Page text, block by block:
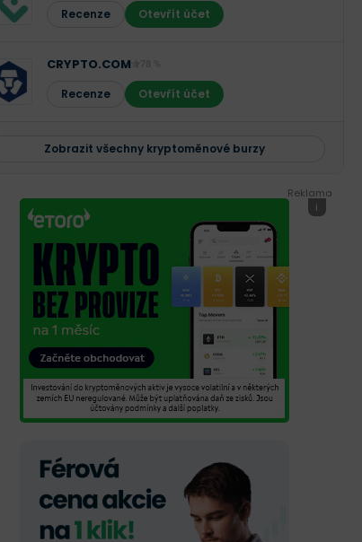
Recenze Otevřít účet
CRYPTO.COM
Recenze Otevřít účet
Zobrazit všechny kryptoměnové burzy
Reklama
i